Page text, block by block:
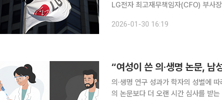
LG전자 최고재무책임자(CFO) 부사
는 산업용 로봇을 통해 모터, 액추에
2026-01-30 16:19
“여성이 쓴 의·생명 논문, 남
의·생명 연구 성과가 학자의 성별에
의 논문보다 더 오랜 시간 심사를 받